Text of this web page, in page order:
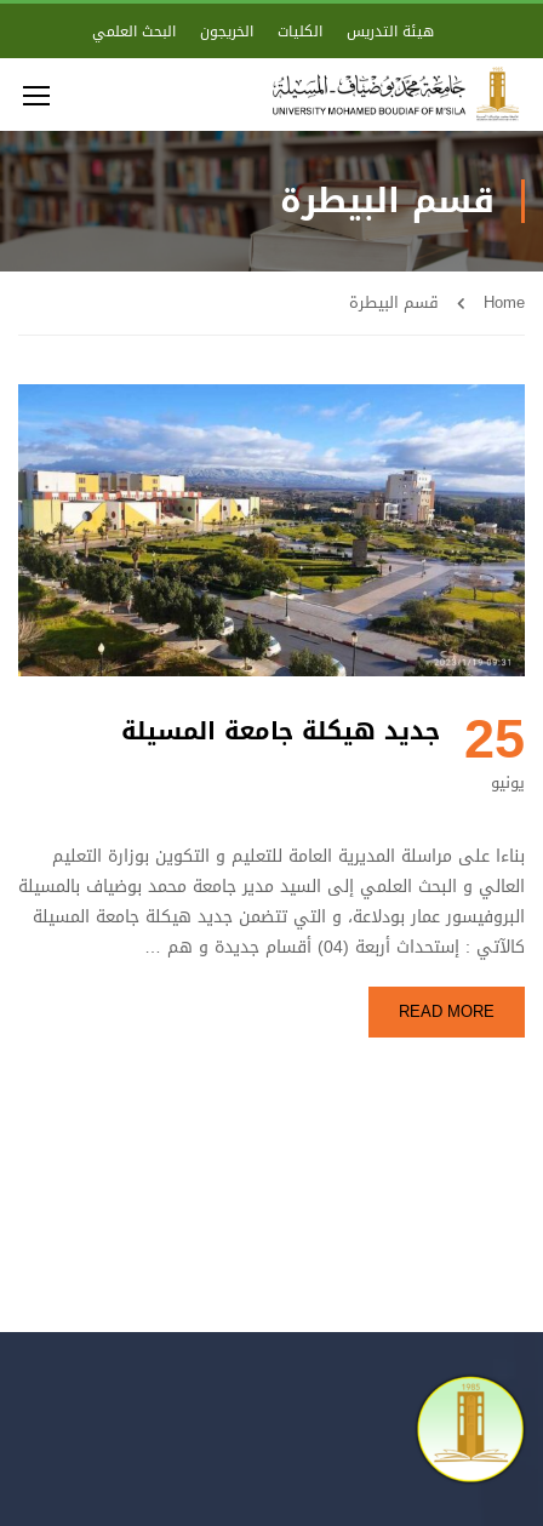
هيئة التدريس الكليات الخريجون البحث العلمي
قسم البيطرة
Home قسم البيطرة
25
يونيو
جديد هيكلة جامعة المسيلة
بناءا على مراسلة المديرية العامة للتعليم و التكوين بوزارة التعليم
العالي و البحث العلمي إلى السيد مدير جامعة محمد بوضياف بالمسيلة
البروفيسور عمار بودلاعة، و التي تتضمن جديد هيكلة جامعة المسيلة
كالآتي : إستحداث أربعة (04) أقسام جديدة و هم …
READ MORE